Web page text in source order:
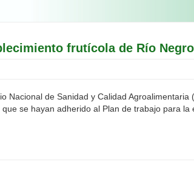
frutícola de Río
Nacional de Sanidad y Calidad
se hayan adherido al Plan de trabajo para la